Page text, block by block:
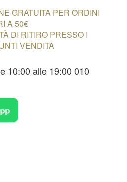
GRATUITA PER ORDINI
A 50€
DI RITIRO PRESSO I
VENDITA
10:00 alle 19:00 010